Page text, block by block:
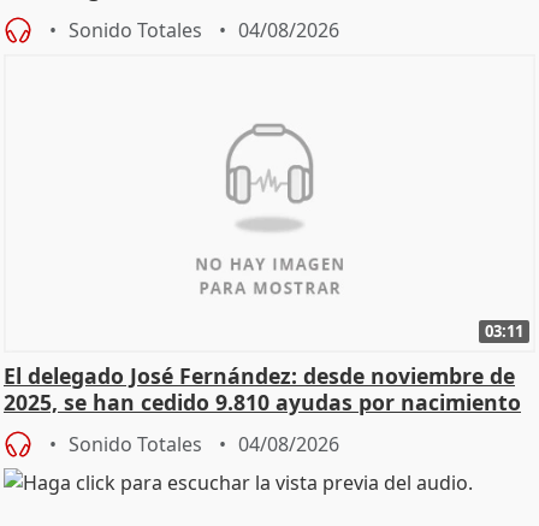
Sonido Totales 04/08/2026
03:11
El delegado José Fernández: desde noviembre de
2025, se han cedido 9.810 ayudas por nacimiento
Sonido Totales 04/08/2026